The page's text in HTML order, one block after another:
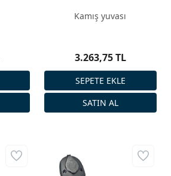
Kamış yuvası
3.263,75 TL